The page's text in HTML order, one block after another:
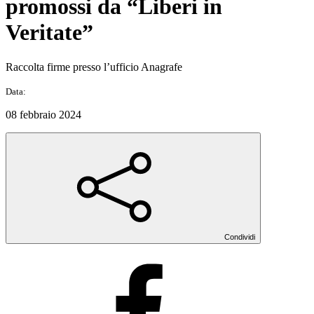
promossi da “Liberi in
Veritate”
Raccolta firme presso l’ufficio Anagrafe
Data:
08 febbraio 2024
Condividi